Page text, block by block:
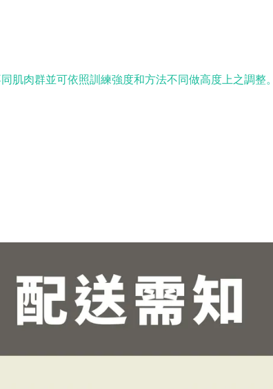
肌肉群並可依照訓練強度和方法不同做高度上之調整。